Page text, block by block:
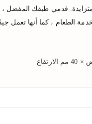
قدمي طبقك المفضل ،
الطعام ، كما أنها تعمل